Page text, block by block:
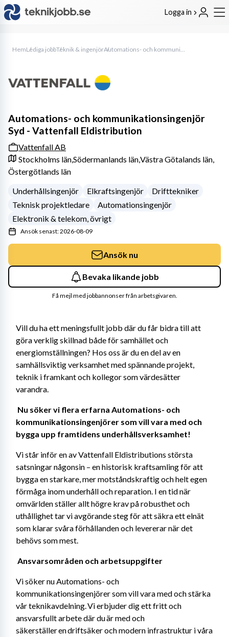
Logga in
HemLediga jobbTeknik & ingenjör Automations- och kommunikationsingenjör Syd - Vattenfall Eldistribution
Vill du ha ett meningsfullt jobb där du får bidra till att
göra verklig skillnad både för samhället och
energiomställningen? Hos oss är du en del av en
samhällsviktig verksamhet med spännande projekt,
teknik i framkant och kollegor som värdesätter
varandra.
Nu söker vi flera erfarna Automations- och
kommunikationsingenjörer som vill vara med och
bygga upp framtidens underhållsverksamhet!
Vi står inför en av Vattenfall Eldistributions största
satsningar någonsin – en historisk kraftsamling för att
bygga en starkare, mer motståndskraftig och helt egen
förmåga inom underhåll och reparation. I en tid när
omvärlden ställer allt högre krav på robusthet och
uthållighet tar vi avgörande steg för att säkra ett elnät
som klarar svåra förhållanden och levererar när det
behövs som mest.
Ansvarsområden och arbetsuppgifter
Vi söker nu Automations- och
kommunikationsingenjörer som vill vara med och stärka
vår teknikavdelning. Vi erbjuder dig ett fritt och
ansvarsfullt arbete där du är med och
säkerställer en driftsäker och modern infrastruktur i våra
Automations- och kommunikationsingenjör
Syd - Vattenfall Eldistribution
Vattenfall AB
Stockholms län,Södermanlands län,Västra Götalands län,
Östergötlands län
Underhållsingenjör
Elkraftsingenjör
Drifttekniker
Teknisk projektledare
Automationsingenjör
Elektronik & telekom, övrigt
Ansök senast: 2026-08-09
Ansök nu
Bevaka likande jobb
Få mejl med jobbannonser från arbetsgivaren.